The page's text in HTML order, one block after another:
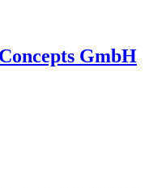
GmbH